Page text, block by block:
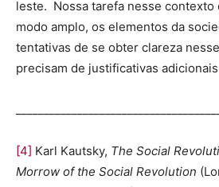
leste. Nossa tarefa nesse contexto
modo amplo, os elementos da
tentativas de se obter clareza
precisam de justificativas
[4] Karl Kautsky, The Social
Morrow of the Social Revolution